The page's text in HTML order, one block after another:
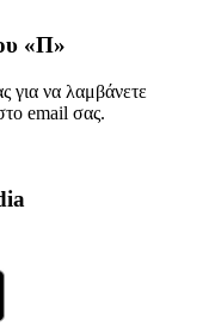
«Π»
για να λαμβάνετε
email σας.